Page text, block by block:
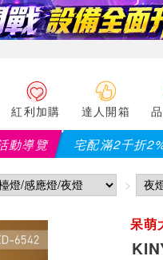
紅利加購 達人開箱
動導覽 宅配滿2千折
呆萌
漸變